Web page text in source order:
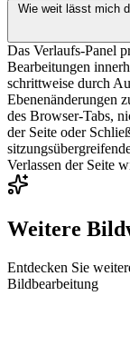
Wie weit lässt mich
Das Verlaufs-Panel
Bearbeitungen
schrittweise durch
Ebenenänderungen
des Browser-Tabs,
der Seite oder
Verlassen der Seite
Weitere
Entdecken Sie
Bildbearbeitung